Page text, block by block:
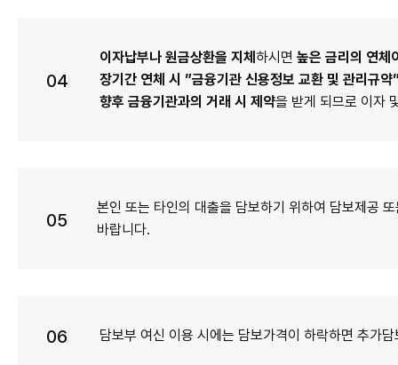
04
이자납부나 원금상환을 지체 하시면 높은 금리의 연체
장기간 연체 시 ”금융기관 신용정보 교환 및 관리규
향후 금융기관과의 거래 시 제약을 받게 되므로 이자
05
본인 또는 타인의 대출을 담보하기 위하여 담보제공
바랍니다.
06 담보부 여신 이용 시에는 담보가격이 하락하면 추가